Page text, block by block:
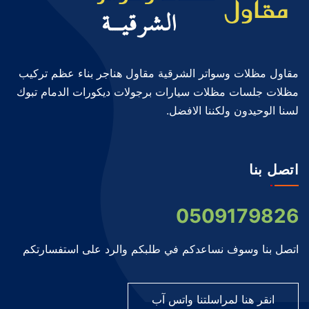
مقاول مظلات وسواتر الشرقية مقاول هناجر بناء عظم تركيب
مظلات جلسات مظلات سيارات برجولات ديكورات الدمام تبوك
لسنا الوحيدون ولكننا الافضل.
اتصل بنا
0509179826
اتصل بنا وسوف نساعدكم في طلبكم والرد على استفسارتكم
انقر هنا لمراسلتنا واتس آب